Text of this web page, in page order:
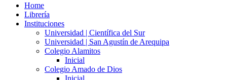
Home
Librería
Instituciones
Universidad | Científica del Sur
Universidad | San Agustín de Arequipa
Colegio Alamitos
Inicial
Colegio Amado de Dios
Inicial